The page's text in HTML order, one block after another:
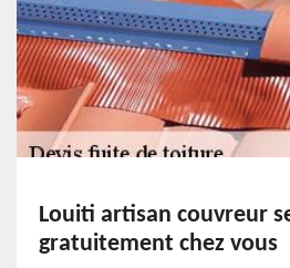
Louiti artisan couvreur
gratuitement chez vous